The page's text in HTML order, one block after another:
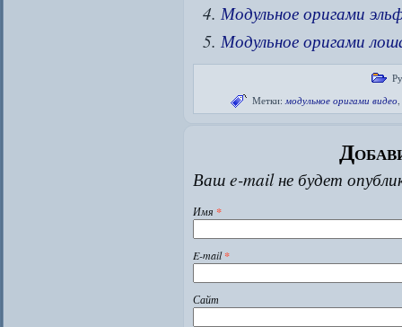
Модульное оригами
Модульное оригами
Метки: модульное оригами видео,
Ваш e-mail не будет
Имя *
E-mail*
Сайт